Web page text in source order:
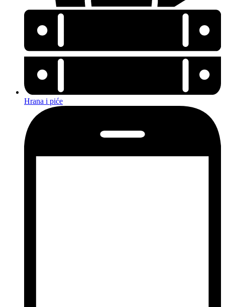
Hrana i piće